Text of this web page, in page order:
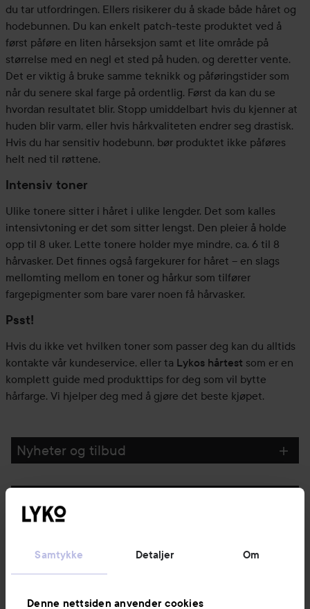
Samtykke Detaljer Om
Denne nettsiden anvender cookies
du tar utfordringen. Ellers risikerer du å skade både håret og
hodebunnen. Du kan enkelt patch-teste produktet ved å
først påføre en liten hårseksjon samt et lite område på
størrelse med en negl et sted på huden, og deretter vente.
Det er viktig å bruke samme teknikk og påføringstider som
når du senere skal farge på ordentlig. Først da kan du se
hvordan resultatet blir. Stopp umiddelbart hvis du kjenner at
huden blir varm, eller hvis hårkvaliteten endrer seg drastisk.
Hvis du har sensitiv hodebunn, bør produktet ikke påføres
helt ned til røttene.
Intensiv toner
Ulike tonere sitter i håret i ulike lengder. Det som kalles
intensivtoning er det som sitter lengst. Den pleier å holde
opp til 8 uker. Lette tonere holder mye mindre, ca. 6 til 8
hårvasker. Det finnes også fargekurer for håret – en slags
mellomting mellom en toner og hårkur som tilfører
fargepigmenter som bare varer noen få hårvasker.
Psst!
Hvis du ikke vet hvilken toner som passer deg kan du alltids
kontakte vår kundeservice, eller ta Lykos hårtest som er en
komplett guide med produkttips for deg som vil bytte
hårfarge. Vi hjelper deg med å gjøre det beste kjøpet.
Nyheter og tilbud
Kundeservice
Informasjon